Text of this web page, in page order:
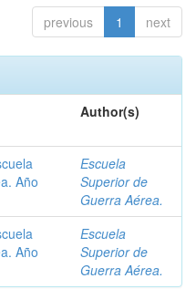
previous 1 next
Author(s)
Año
Escuela
Superior de
Guerra Aérea.
Año
Escuela
Superior de
Guerra Aérea.